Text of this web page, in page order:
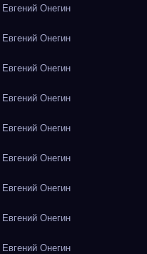
Онегин
Онегин
Онегин
Онегин
Онегин
Онегин
Онегин
Онегин
Онегин